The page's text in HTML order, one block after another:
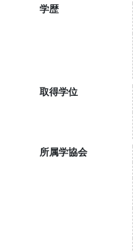
学歴
取得学位
所属学協会